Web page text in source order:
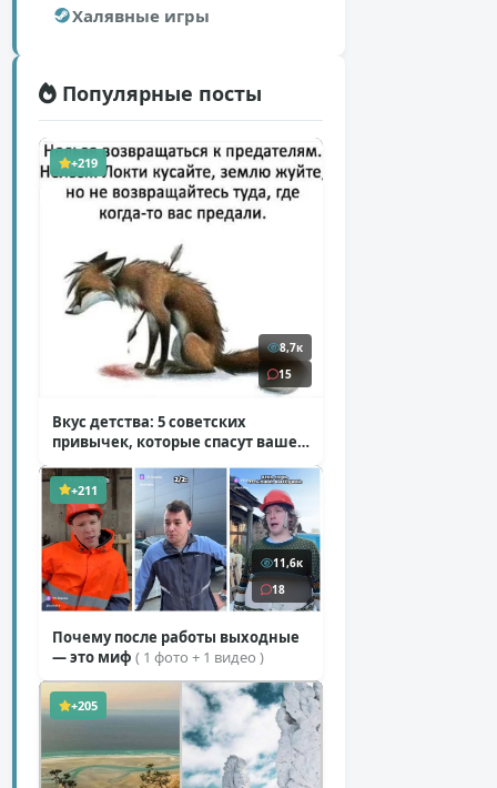
Халявные игры
Популярные посты
+219
8,7к
15
Вкус детства: 5 советских
привычек, которые спасут ваше
+211
11,6к
18
Почему после работы выходные
— это миф ( 1 фото + 1 видео )
+205